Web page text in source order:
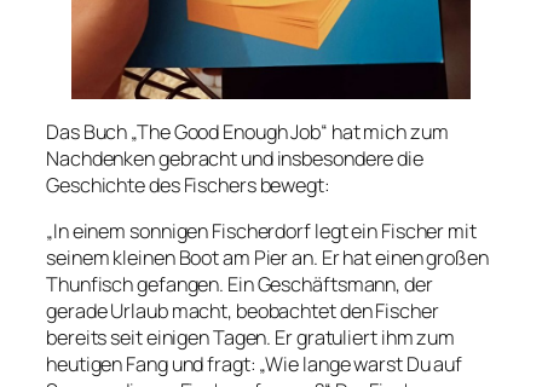
Das Buch „The Good Enough Job“ hat mich zum
Nachdenken gebracht und insbesondere die
Geschichte des Fischers bewegt:
„In einem sonnigen Fischerdorf legt ein Fischer mit
seinem kleinen Boot am Pier an. Er hat einen großen
Thunfisch gefangen. Ein Geschäftsmann, der
gerade Urlaub macht, beobachtet den Fischer
bereits seit einigen Tagen. Er gratuliert ihm zum
heutigen Fang und fragt: „Wie lange warst Du auf